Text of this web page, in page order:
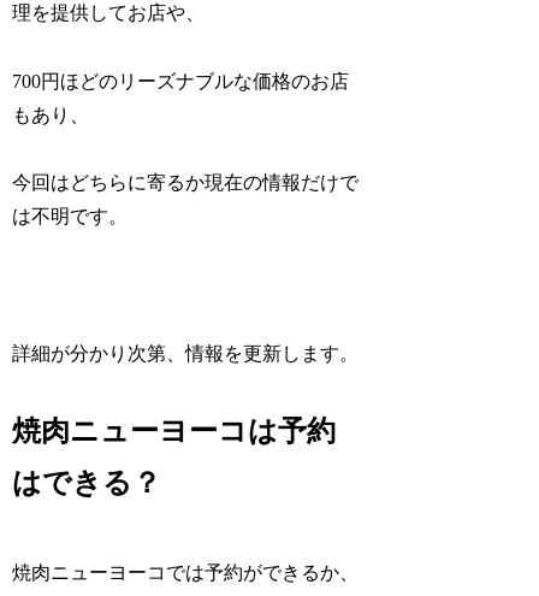
理を提供してお店や、
700円ほどのリーズナブルな価格のお店
もあり、
今回はどちらに寄るか現在の情報だけで
は不明です。
詳細が分かり次第、情報を更新します。
焼肉ニューヨーコは予約
はできる？
焼肉ニューヨーコでは予約ができるか、